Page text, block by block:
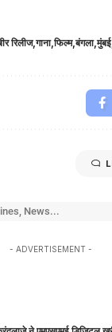
रिलीज गाना फिल्म बंगला मुंबई
- ADVERTISEMENT -